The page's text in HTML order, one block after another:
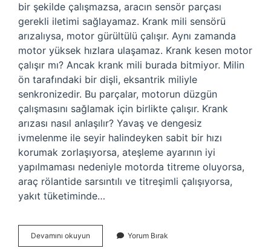
bir şekilde çalışmazsa, aracın sensör parçası
gerekli iletimi sağlayamaz. Krank mili sensörü
arızalıysa, motor gürültülü çalışır. Aynı zamanda
motor yüksek hızlara ulaşamaz. Krank kesen motor
çalışır mı? Ancak krank mili burada bitmiyor. Milin
ön tarafındaki bir dişli, eksantrik miliyle
senkronizedir. Bu parçalar, motorun düzgün
çalışmasını sağlamak için birlikte çalışır. Krank
arızası nasıl anlaşılır? Yavaş ve dengesiz
ivmelenme ile seyir halindeyken sabit bir hızı
korumak zorlaşıyorsa, ateşleme ayarının iyi
yapılmaması nedeniyle motorda titreme oluyorsa,
araç rölantide sarsıntılı ve titreşimli çalışıyorsa,
yakıt tüketiminde…
Devamını okuyun Arabada
Krank
Yorum Bırak